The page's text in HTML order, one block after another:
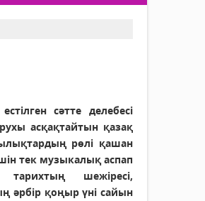
сәтте делебесі
асқақтайтын қазақ
рөлі қашан
тек музыкалық аспап
шежіресі,
әрбір қоңыр үні сайын